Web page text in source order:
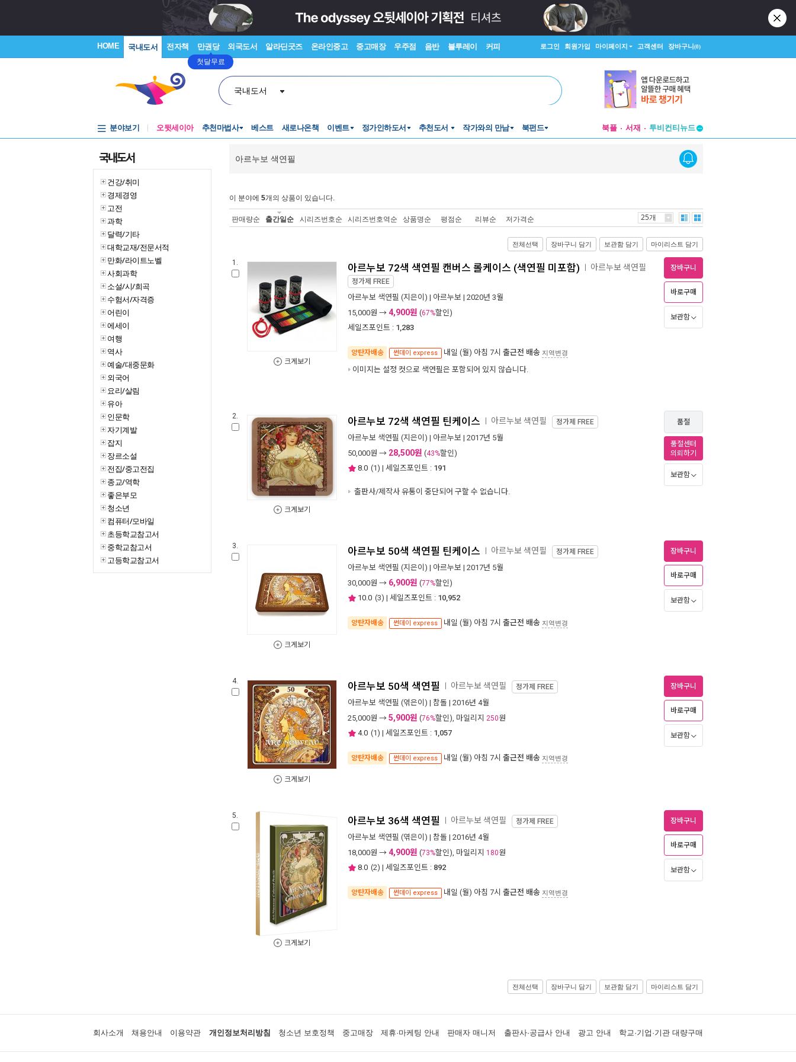
HOME 국내도서 전자책 만권당
첫달무료
외국도서 알라딘굿즈 온라인중고 중고매장 우주점 음반 블루레이 커피 로그인 회원가입 마이페이지 고객센터 장바구니(0)
국내도서
분야보기 오뒷세이아 추천마법사 베스트 새로나온책 이벤트 정가인하도서 추천도서 작가와의 만남 북펀드 북플 서재
투비컨티뉴드
투비컨티뉴드
국내도서
건강/취미
경제경영
고전
과학
달력/기타
대학교재/전문서적
만화/라이트노벨
사회과학
소설/시/희곡
수험서/자격증
어린이
에세이
여행
역사
예술/대중문화
외국어
요리/살림
유아
인문학
자기계발
잡지
장르소설
전집/중고전집
종교/역학
좋은부모
청소년
컴퓨터/모바일
초등학교참고서
중학교참고서
고등학교참고서
아르누보 색연필
이 분야에 5개의 상품이 있습니다.
판매량순 출간일순 시리즈번호순 시리즈번호역순 상품명순 평점순 리뷰순 저가격순 25개
전체선택 장바구니 담기 보관함 담기 마이리스트 담기
1.
크게보기
아르누보 72색 색연필 캔버스 롤케이스 (색연필 미포함) 아르누보 색연필
정가제 FREE
아르누보 색연필 (지은이) | 아르누보 | 2020년 3월
15,000원 → 4,900원 (67%할인)
세일즈포인트 : 1,283
양탄자배송 썬데이 express 내일 (월) 아침 7시 출근전 배송 지역변경
이미지는 설정 컷으로 색연필은 포함되어 있지 않습니다.
장바구니
바로구매
보관함
2.
크게보기
아르누보 72색 색연필 틴케이스 아르누보 색연필 정가제 FREE
아르누보 색연필 (지은이) | 아르누보 | 2017년 5월
50,000원 → 28,500원 (43%할인)
8.0 (1) | 세일즈포인트 : 191
출판사/제작사 유통이 중단되어 구할 수 없습니다.
품절
품절센터
의뢰하기
보관함
3.
크게보기
아르누보 50색 색연필 틴케이스 아르누보 색연필 정가제 FREE
아르누보 색연필 (지은이) | 아르누보 | 2017년 5월
30,000원 → 6,900원 (77%할인)
10.0 (3) | 세일즈포인트 : 10,952
양탄자배송 썬데이 express 내일 (월) 아침 7시 출근전 배송 지역변경
장바구니
바로구매
보관함
4.
크게보기
아르누보 50색 색연필 아르누보 색연필 정가제 FREE
아르누보 색연필 (엮은이) | 참돌 | 2016년 4월
25,000원 → 5,900원 (76%할인), 마일리지 250원
4.0 (1) | 세일즈포인트 : 1,057
양탄자배송 썬데이 express 내일 (월) 아침 7시 출근전 배송 지역변경
장바구니
바로구매
보관함
5.
크게보기
아르누보 36색 색연필 아르누보 색연필 정가제 FREE
아르누보 색연필 (엮은이) | 참돌 | 2016년 4월
18,000원 → 4,900원 (73%할인), 마일리지 180원
8.0 (2) | 세일즈포인트 : 892
양탄자배송 썬데이 express 내일 (월) 아침 7시 출근전 배송 지역변경
장바구니
바로구매
보관함
전체선택 장바구니 담기 보관함 담기 마이리스트 담기
회사소개 채용안내 이용약관 개인정보처리방침 청소년 보호정책 중고매장 제휴·마케팅 안내 판매자 매니저 출판사·공급사 안내 광고 안내 학교·기업·기관 대량구매